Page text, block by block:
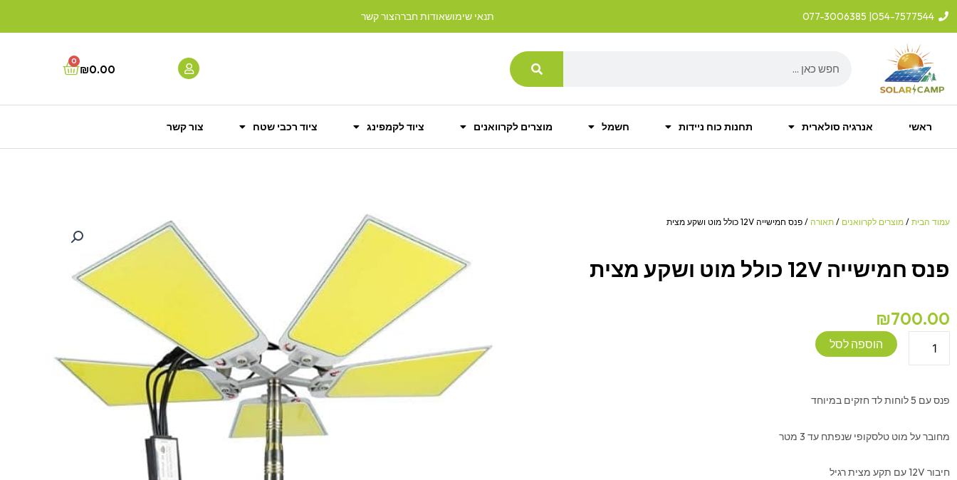
דילוג
054-7577544
| 077-3006385 תנאי שימושאודות חברהצור קשר
₪0.00
0
Cart
ראשי אנרגיה סולארית תחנות כוח ניידות חשמל מוצרים לקרוואנים ציוד לקמפינג ציוד רכבי שטח צור קשר
עמוד הבית / מוצרים לקרוואנים / תאורה / פנס חמישייה 12V כולל מוט ושקע מצית
פנס חמישייה 12V כולל מוט ושקע מצית
₪700.00
חמישייה
כולל
ושקע
הוספה לסל
פנס עם 5 לוחות לד חזקים במיוחד
מחובר על מוט טלסקופי שנפתח עד 3 מטר
חיבור 12V עם תקע מצית רגיל